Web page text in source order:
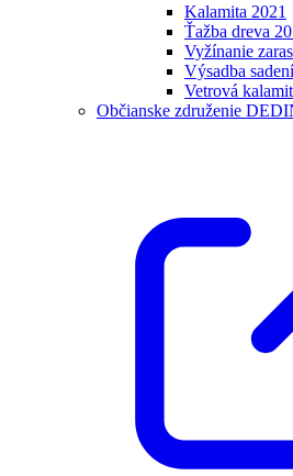
Kalamita 2021
Ťažba dreva
Vyžínanie
Výsadba
Vetrová
Občianske združenie